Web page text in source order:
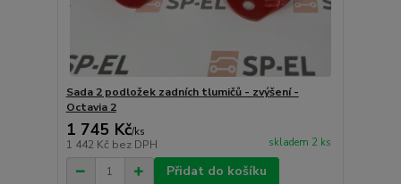
Sada 2 podložek zadních tlumičů - zvýšení -
Octavia 2
1 745 Kč/ks
1 442 Kč bez DPH skladem 2 ks
Přidat do košíku